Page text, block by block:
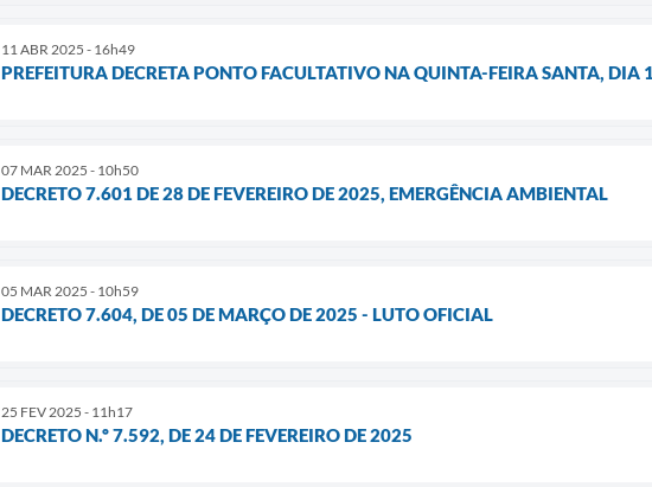
11 ABR 2025 - 16h49
PREFEITURA DECRETA PONTO FACULTATIVO NA QUINTA-FEIRA SANTA, DIA
07 MAR 2025 - 10h50
DECRETO 7.601 DE 28 DE FEVEREIRO DE 2025, EMERGÊNCIA AMBIENTAL
05 MAR 2025 - 10h59
DECRETO 7.604, DE 05 DE MARÇO DE 2025 - LUTO OFICIAL
25 FEV 2025 - 11h17
DECRETO N.º 7.592, DE 24 DE FEVEREIRO DE 2025